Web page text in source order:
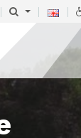
| | |